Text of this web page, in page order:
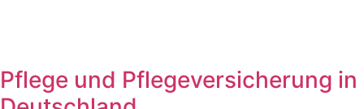
Pflege und Pflegeversicherung in